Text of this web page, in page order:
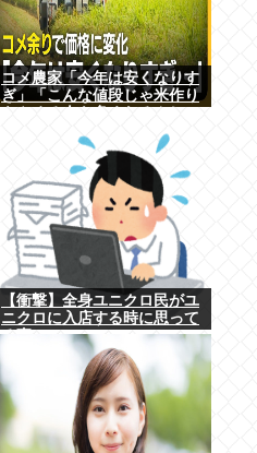
コメ農家「今年は安くなりす
ぎ」「こんな値段じゃ米作り
【衝撃】全身ユニクロ民がユ
ニクロに入店する時に思って
る事・・・・・